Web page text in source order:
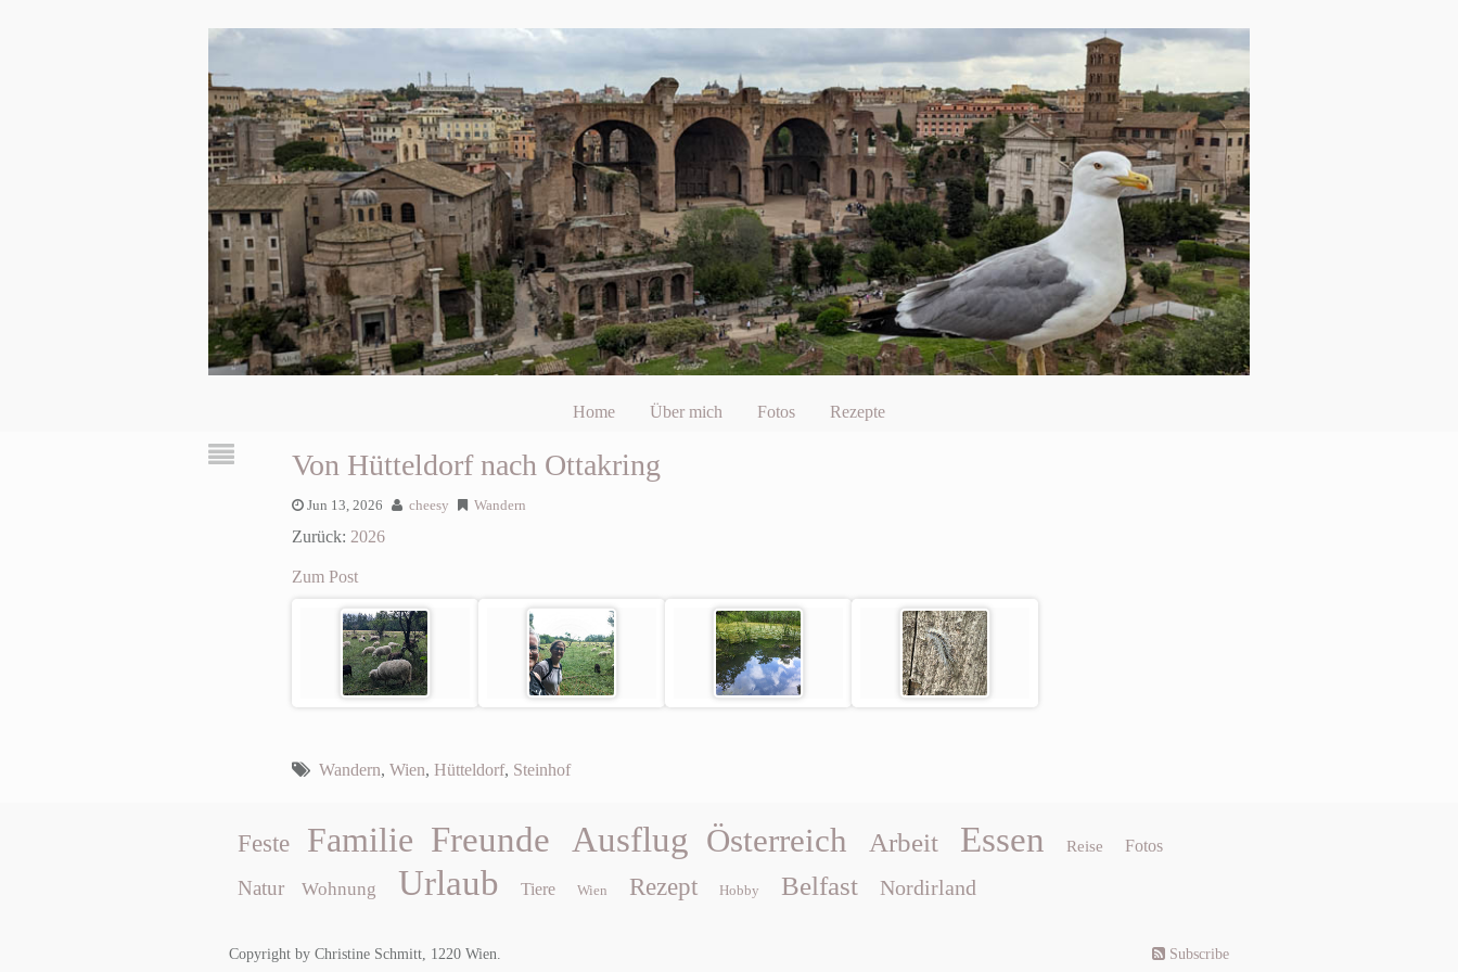
Home Über mich Fotos Rezepte
Von Hütteldorf nach Ottakring
Jun 13, 2026 cheesy Wandern
Zurück: 2026
Zum Post
Wandern, Wien, Hütteldorf, Steinhof
Feste Familie Freunde Ausflug Österreich Arbeit Essen Reise Fotos
Natur Wohnung Urlaub Tiere Wien Rezept Hobby Belfast Nordirland
Copyright by Christine Schmitt, 1220 Wien. Subscribe